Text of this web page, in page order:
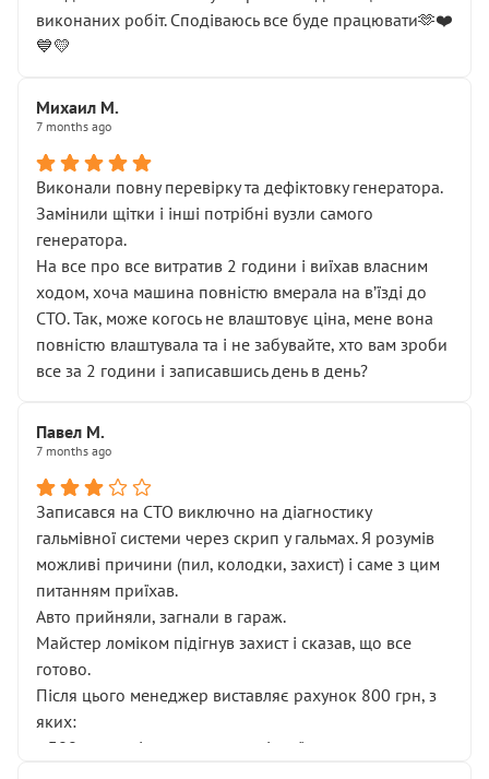
виконаних робіт. Сподіваюсь все буде працювати🫶❤️
💙💛
Михаил М.
7 months ago
Виконали повну перевірку та дефіктовку генератора.
Замінили щітки і інші потрібні вузли самого
генератора.
На все про все витратив 2 години і виїхав власним
ходом, хоча машина повністю вмерала на вʼїзді до
СТО. Так, може когось не влаштовує ціна, мене вона
повністю влаштувала та і не забувайте, хто вам зроби
все за 2 години і записавшись день в день?
Павел М.
7 months ago
Записався на СТО виключно на діагностику
гальмівної системи через скрип у гальмах. Я розумів
можливі причини (пил, колодки, захист) і саме з цим
питанням приїхав.
Авто прийняли, загнали в гараж.
Майстер ломіком підігнув захист і сказав, що все
готово.
Після цього менеджер виставляє рахунок 800 грн, з
яких:
• 300 грн — діагностика гальмівної системи